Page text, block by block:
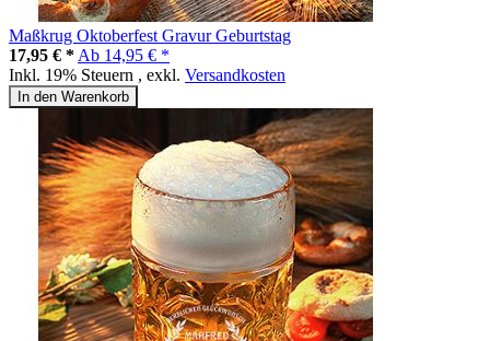
Maßkrug Oktoberfest Gravur Geburtstag
17,95 € * Ab 14,95 € *
Inkl. 19% Steuern , exkl. Versandkosten
In den Warenkorb